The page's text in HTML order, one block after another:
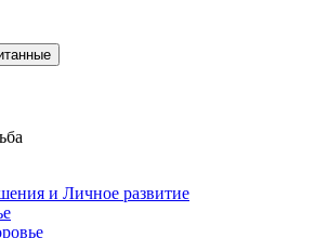
и Личное развитие